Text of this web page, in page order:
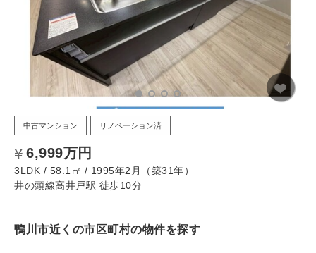
中古マンション リノベーション済
6,999万円
3LDK / 58.1㎡ / 1995年2月（築31年）
井の頭線高井戸駅 徒歩10分
鴨川市近くの市区町村の物件を探す